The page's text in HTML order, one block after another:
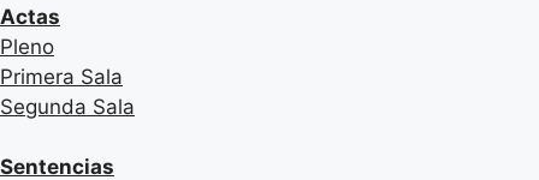
Actas
Pleno
Primera Sala
Segunda Sala
Sentencias